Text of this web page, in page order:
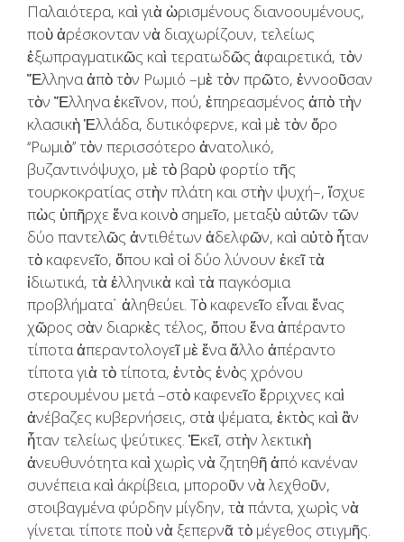
Παλαιότερα, καὶ γιὰ ὡρισμένους διανοουμένους,
ποὺ ἀρέσκονταν νὰ διαχωρίζουν, τελείως
ἐξωπραγματικῶς καὶ τερατωδῶς ἀφαιρετικά, τὸν
Ἕλληνα ἀπὸ τὸν Ρωμιό –μὲ τὸν πρῶτο, ἐννοοῦσαν
τὸν Ἕλληνα ἐκεῖνον, πού, ἐπηρεασμένος ἀπὸ τὴν
κλασικὴ Ἑλλάδα, δυτικόφερνε, καὶ μὲ τὸν ὅρο
‘‘Ρωμιὸ’’ τὸν περισσότερο ἀνατολικό,
βυζαντινόψυχο, μὲ τὸ βαρὺ φορτίο τῆς
τουρκοκρατίας στὴν πλάτη και στὴν ψυχή–, ἴσχυε
πὼς ὑπῆρχε ἕνα κοινὸ σημεῖο, μεταξὺ αὐτῶν τῶν
δύο παντελῶς ἀντιθέτων ἀδελφῶν, καὶ αὐτὸ ἦταν
τὸ καφενεῖο, ὅπου καὶ οἱ δύο λύνουν ἐκεῖ τὰ
ἰδιωτικά, τὰ ἑλληνικὰ καὶ τὰ παγκόσμια
προβλήματα˙ ἀληθεύει. Τὸ καφενεῖο εἶναι ἕνας
χῶρος σὰν διαρκὲς τέλος, ὅπου ἕνα ἀπέραντο
τίποτα ἀπεραντολογεῖ μὲ ἕνα ἄλλο ἀπέραντο
τίποτα γιὰ τὸ τίποτα, ἐντὸς ἑνὸς χρόνου
στερουμένου μετά –στὸ καφενεῖο ἔρριχνες καὶ
ἀνέβαζες κυβερνήσεις, στὰ ψέματα, ἐκτὸς καὶ ἂν
ἦταν τελείως ψεύτικες. Ἐκεῖ, στὴν λεκτικὴ
ἀνευθυνότητα καὶ χωρὶς νὰ ζητηθῆ ἀπό κανέναν
συνέπεια καὶ άκρίβεια, μποροῦν νὰ λεχθοῦν,
στοιβαγμένα φύρδην μίγδην, τὰ πάντα, χωρὶς νὰ
γίνεται τίποτε ποὺ νὰ ξεπερνᾶ τὸ μέγεθος στιγμῆς.